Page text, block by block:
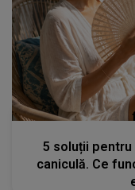
5 soluții
caniculă. Ce